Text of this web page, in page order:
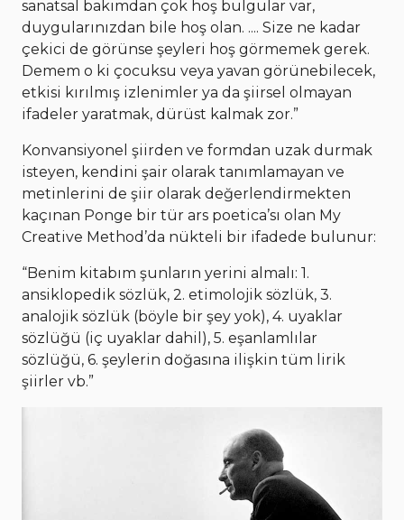
sanatsal bakımdan çok hoş bulgular var,
duygularınızdan bile hoş olan. .... Size ne kadar
çekici de görünse şeyleri hoş görmemek gerek.
Demem o ki çocuksu veya yavan görünebilecek,
etkisi kırılmış izlenimler ya da şiirsel olmayan
ifadeler yaratmak, dürüst kalmak zor.”
Konvansiyonel şiirden ve formdan uzak durmak
isteyen, kendini şair olarak tanımlamayan ve
metinlerini de şiir olarak değerlendirmekten
kaçınan Ponge bir tür ars poetica’sı olan My
Creative Method’da nükteli bir ifadede bulunur:
“Benim kitabım şunların yerini almalı: 1.
ansiklopedik sözlük, 2. etimolojik sözlük, 3.
analojik sözlük (böyle bir şey yok), 4. uyaklar
sözlüğü (iç uyaklar dahil), 5. eşanlamlılar
sözlüğü, 6. şeylerin doğasına ilişkin tüm lirik
şiirler vb.”